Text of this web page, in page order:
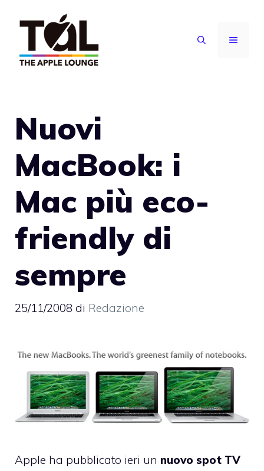
contenuto
MENU
Nuovi
MacBook: i
Mac più eco-
friendly di
sempre
25/11/2008 di Redazione
Apple ha pubblicato ieri un nuovo spot TV